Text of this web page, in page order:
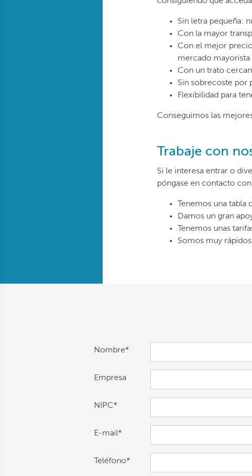
Sin letra pequeña:
Con la mayor
Con el mejor
mercado
Con un trato
Sin sobrecoste por
Flexibilidad para
Conseguimos las
Trabaje con
Si le interesa entrar o
póngase en contacto
Tenemos una
Damos un gran
Tenemos unas
Somos muy
Nombre*
Empresa
NIPC*
E-mail*
Teléfono*